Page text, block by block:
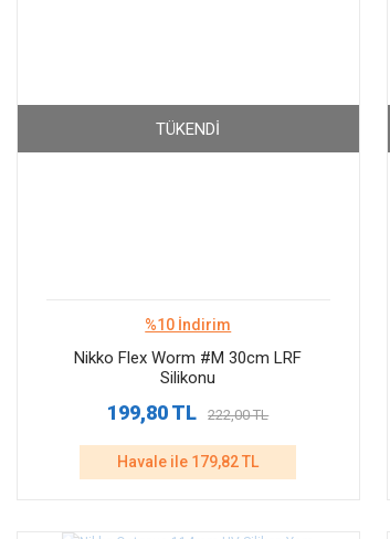
TÜKENDI
%10 İndirim
Nikko Flex Worm #M 30cm LRF
Silikonu
199,80 TL 222,00 TL
Havale ile 179,82 TL